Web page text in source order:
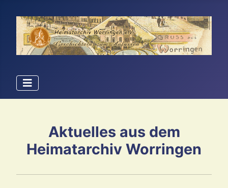
Aktuelles aus dem
Heimatarchiv Worringen